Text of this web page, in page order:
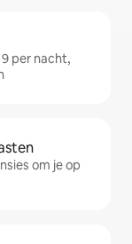
per nacht,
om je op